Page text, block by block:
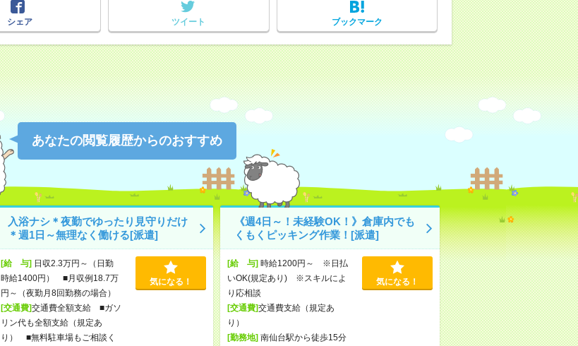
シェア
ツイート ブックマーク
あなたの閲覧履歴からのおすすめ
入浴ナシ＊夜勤でゆったり見守りだけ
＊週1日～無理なく働ける[派遣]
[給 与]日収2.3万円～（日勤
時給1400円） ■月収例18.7万
円～（夜勤月8回勤務の場合）
[交通費]交通費全額支給 ■ガソ
リン代も全額支給（規定あ
り） ■無料駐車場もご相談く
気になる！
《週4日～！未経験OK！》倉庫内でも
くもくピッキング作業！[派遣]
[給 与]時給1200円～ ※日払
いOK(規定あり) ※スキルによ
り応相談
[交通費]交通費支給（規定あ
り）
[勤務地]南仙台駅から徒歩15分
気になる！